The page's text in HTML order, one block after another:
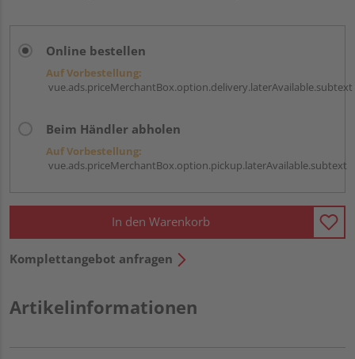
Online bestellen
Auf Vorbestellung:
vue.ads.priceMerchantBox.option.delivery.laterAvailable.subtext
Beim Händler abholen
Auf Vorbestellung:
vue.ads.priceMerchantBox.option.pickup.laterAvailable.subtext
In den Warenkorb
Komplettangebot anfragen
Artikelinformationen